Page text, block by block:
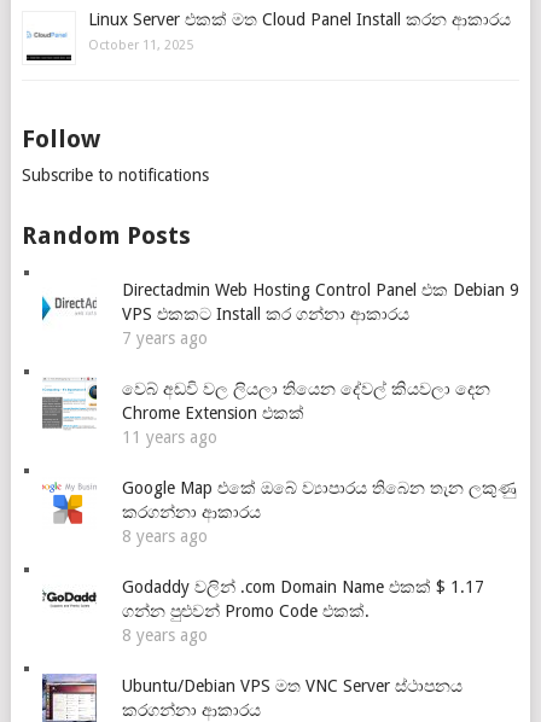
Linux Server එකක් මත Cloud Panel Install කරන ආකාරය
October 11, 2025
Follow
Subscribe to notifications
Random Posts
Directadmin Web Hosting Control Panel එක Debian 9
VPS එකකට Install කර ගන්නා ආකාරය
7 years ago
වෙබ් අඩවි වල ලියලා තියෙන දේවල් කියවලා දෙන
Chrome Extension එකක්
11 years ago
Google Map එකේ ඔබේ ව්‍යාපාරය තිබෙන තැන ලකුණු
කරගන්නා ආකාරය
8 years ago
Godaddy වලින් .com Domain Name එකක් $ 1.17
ගන්න පුළුවන් Promo Code එකක්.
8 years ago
Ubuntu/Debian VPS මත VNC Server ස්ථාපනය
කරගන්නා ආකාරය